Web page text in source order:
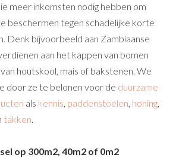
meer inkomsten nodig hebben om
beschermen tegen schadelijke korte
Denk bijvoorbeeld aan Zambiaanse
aan het kappen van bomen
houtskool, mais of bakstenen. We
door ze te belonen voor de duurzame
als kennis, paddenstoelen, honing,
takken.
op 300m2, 40m2 of 0m2